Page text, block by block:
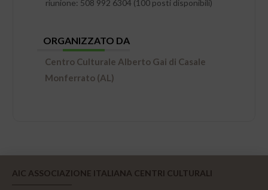
riunione: 508 992 6304 (100 posti disponibili)
ORGANIZZATO DA
Centro Culturale Alberto Gai di Casale
Monferrato (AL)
AIC ASSOCIAZIONE ITALIANA CENTRI CULTURALI